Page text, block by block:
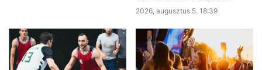
2026, augusztus 5. 18:39